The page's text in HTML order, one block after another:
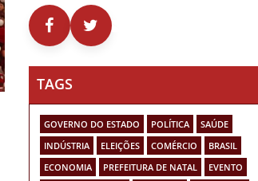
TAGS
GOVERNO DO ESTADO POLÍTICA
SAÚDE
INDÚSTRIA
ELEIÇÕES COMÉRCIO
BRASIL
ECONOMIA
PREFEITURA DE NATAL
EVENTO